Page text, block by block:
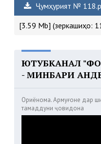
Ҷумҳурият №
[3.59 Mb] (зеркашиҳо:
ЮТУБКАНАЛ
- МИНБАРИ
Ориёнома. Армуғоне дар
тамаддуни ҷовидона